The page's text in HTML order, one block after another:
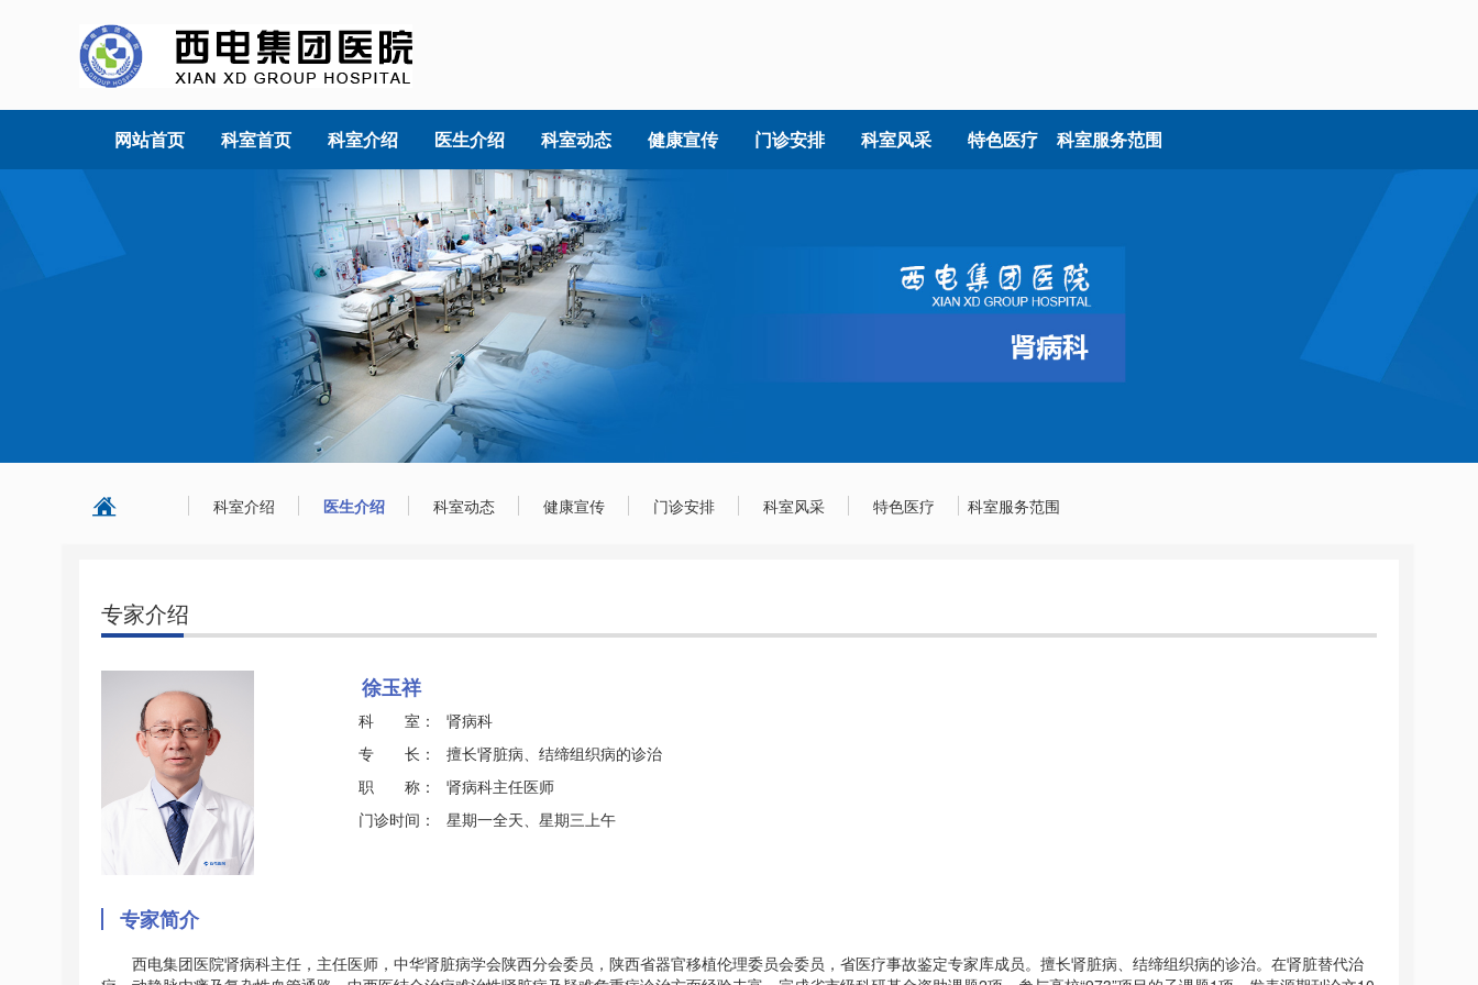
网站首页 科室首页 科室介绍 医生介绍 科室动态 健康宣传 门诊安排 科室风采 特色医疗 科室服务范围
科室介绍 医生介绍 科室动态 健康宣传 门诊安排 科室风采 特色医疗 科室服务范围
专家介绍
徐玉祥
科 室：
肾病科
专 长：
擅长肾脏病、结缔组织病的诊治
职 称：
肾病科主任医师
门诊时间：
星期一全天、星期三上午
专家简介
西电集团医院肾病科主任，主任医师，中华肾脏病学会陕西分会委员，陕西省器官移植伦理委员会委员，省医疗事故鉴定专家库成员。擅长肾脏病、结缔组织病的诊治。在肾脏替代治